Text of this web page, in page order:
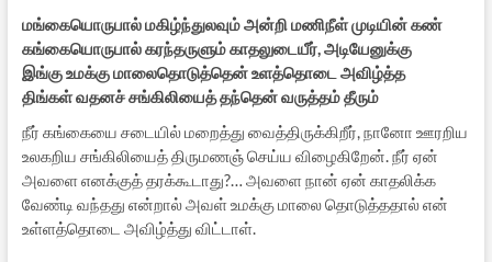
மங்கையொருபால் மகிழ்ந்துலவும் அன்றி மணிநீள் முடியின் கண்
கங்கையொருபால் கரந்தருளும் காதலுடையீர், அடியேனுக்கு
இங்கு உமக்கு மாலைதொடுத்தென் உளத்தொடை அவிழ்த்த
திங்கள் வதனச் சங்கிலியைத் தந்தென் வருத்தம் தீரும்
நீர் கங்கையை சடையில் மறைத்து வைத்திருக்கிறீர், நானோ ஊரறிய
உலகறிய சங்கிலியைத் திருமணஞ் செய்ய விழைகிறேன். நீர் ஏன்
அவளை எனக்குத் தரக்கூடாது?… அவளை நான் ஏன் காதலிக்க
வேண்டி வந்தது என்றால் அவள் உமக்கு மாலை தொடுத்ததால் என்
உள்ளத்தொடை அவிழ்த்து விட்டாள்.